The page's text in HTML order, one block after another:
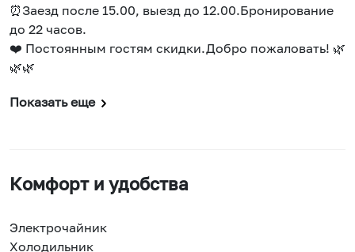
⏰Заезд после 15.00, выезд до 12.00.Бронирование
до 22 часов.
❤️ Постоянным гостям скидки.Добро пожаловать! 🌿
🌿🌿
Показать еще
Комфорт и удобства
Электрочайник
Холодильник